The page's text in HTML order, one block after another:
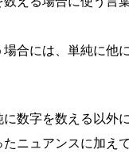
場合には、単純に
数字を数える以外
たニュアンスに加え